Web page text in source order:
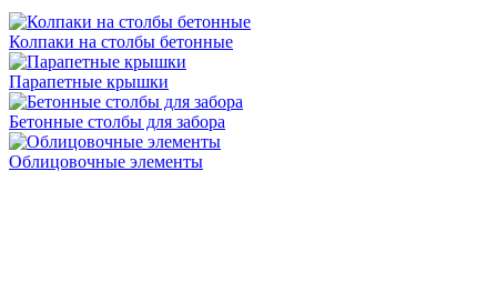
Колпаки на столбы бетонные
Парапетные крышки
Бетонные столбы для забора
Облицовочные элементы